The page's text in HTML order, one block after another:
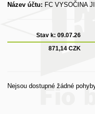
Název účtu: FC VYSOČINA
Stav k: 09.07.26
871,14 CZK
Nejsou dostupné žádné